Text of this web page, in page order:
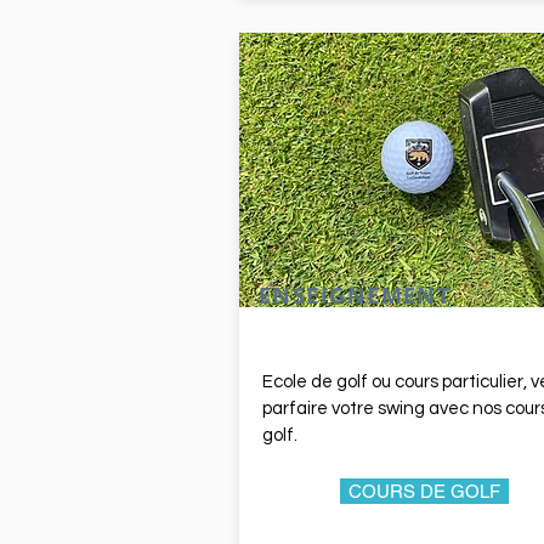
ENSEIGNEMENT
Ecole de golf ou cours particulier,
parfaire votre swing avec nos
golf.
COURS DE GOLF